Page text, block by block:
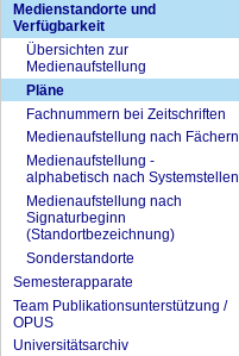
Medienstandorte und
Verfügbarkeit
Übersichten zur
Medienaufstellung
Pläne
Fachnummern bei Zeitschriften
Medienaufstellung nach Fächern
Medienaufstellung -
alphabetisch nach Systemstellen
Medienaufstellung nach
Signaturbeginn
(Standortbezeichnung)
Sonderstandorte
Semesterapparate
Team Publikationsunterstützung /
OPUS
Universitätsarchiv